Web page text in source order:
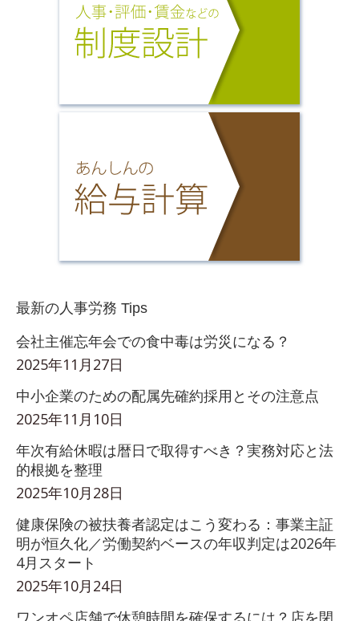
最新の人事労務 Tips
会社主催忘年会での食中毒は労災になる？
2025年11月27日
中小企業のための配属先確約採用とその注意点
2025年11月10日
年次有給休暇は暦日で取得すべき？実務対応と法
的根拠を整理
2025年10月28日
健康保険の被扶養者認定はこう変わる：事業主証
明が恒久化／労働契約ベースの年収判定は2026年
4月スタート
2025年10月24日
ワンオペ店舗で休憩時間を確保するには？店を閉